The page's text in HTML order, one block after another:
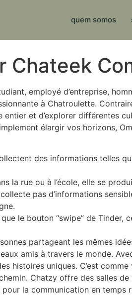
quem somos
Chateek
employé d’entreprise,
à Chatroulette.
et d’explorer différentes
élargir vos horizons,
des informations telles
la rue ou à l’école, elle se
pas d’informations
le bouton “swipe” de
partageant les mêmes
amis à travers le monde.
histoires uniques. C’est
Chatzy offre des salles
la communication en